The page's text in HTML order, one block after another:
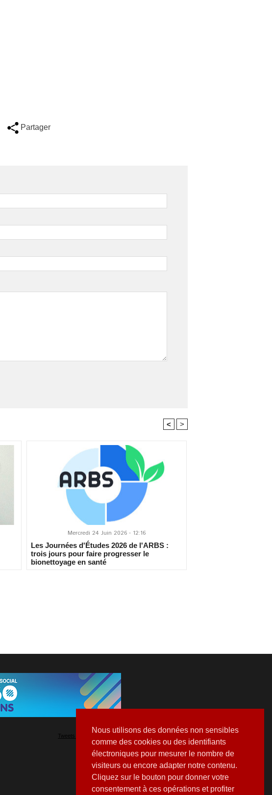
Nous utilisons des données non sensibles
comme des cookies ou des identifiants
électroniques pour mesurer le nombre de
visiteurs ou encore adapter notre contenu.
Cliquez sur le bouton pour donner votre
consentement à ces opérations et profiter
Partager
< >
Mercredi 24 Juin 2026 - 12:16
Les Journées d'Études 2026 de l'ARBS :
trois jours pour faire progresser le
bionettoyage en santé
Tweets by Hospitalia_Mag